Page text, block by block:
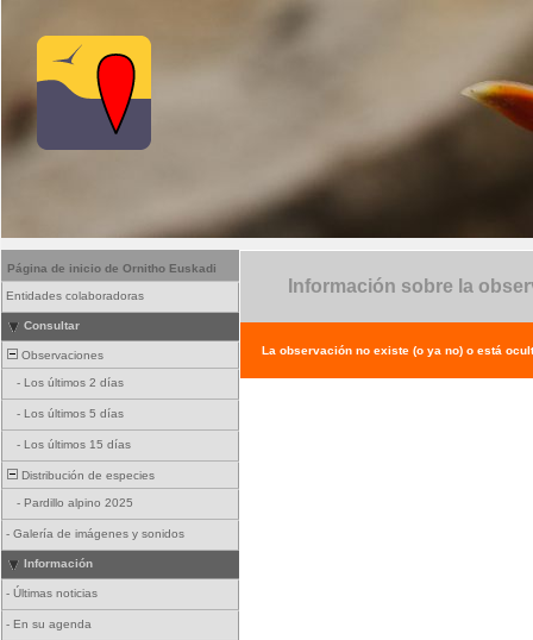
Página de inicio de Ornitho Euskadi
Entidades colaboradoras
Consultar
Observaciones
- Los últimos 2 días
- Los últimos 5 días
- Los últimos 15 días
Distribución de especies
- Pardillo alpino 2025
- Galería de imágenes y sonidos
Información
- Últimas noticias
- En su agenda
Información sobre la
La observación no existe (o ya no) o está